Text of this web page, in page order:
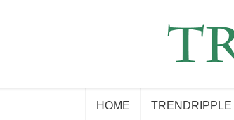
HOME TRENDRIPPLE